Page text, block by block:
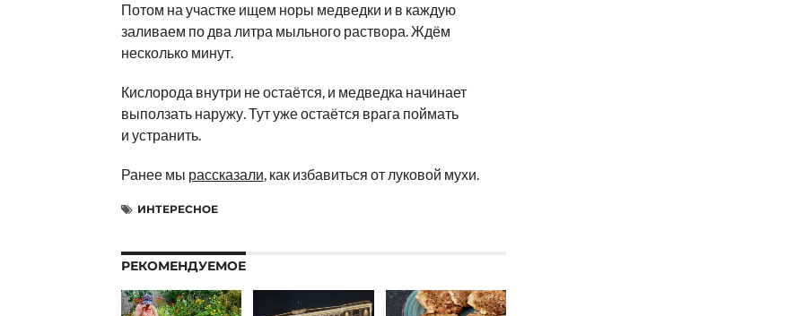
Потом на участке ищем норы медведки и в каждую
заливаем по два литра мыльного раствора. Ждём
несколько минут.
Кислорода внутри не остаётся, и медведка начинает
выползать наружу. Тут уже остаётся врага поймать
и устранить.
Ранее мы рассказали, как избавиться от луковой мухи.
ИНТЕРЕСНОЕ
РЕКОМЕНДУЕМОЕ